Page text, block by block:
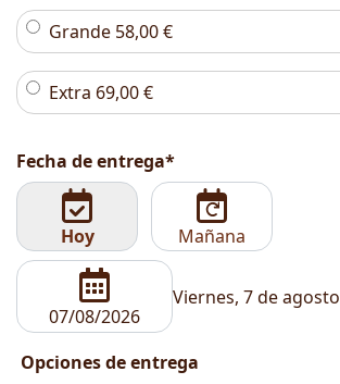
Grande 58,00€
Extra 69,00€
Fecha de entrega*
Hoy Mañana
Viernes, 7 de agosto
Opciones de entrega